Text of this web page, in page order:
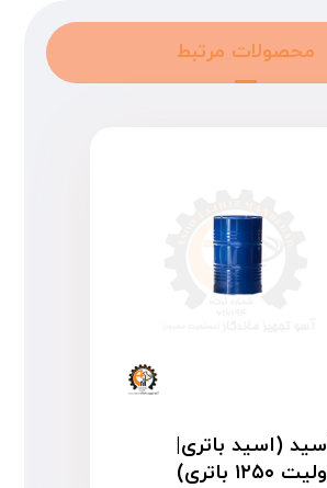
محصولات مرتبط
(اسید باتری|
باتری)